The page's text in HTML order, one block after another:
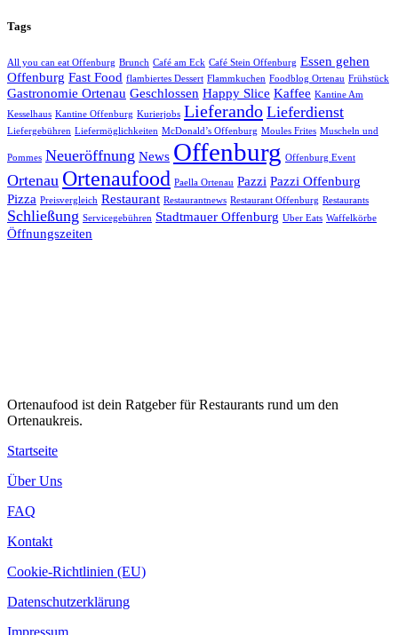
Tags
All you can eat Offenburg Brunch Café am Eck Café Stein Offenburg Essen gehen
Offenburg Fast Food flambiertes Dessert Flammkuchen Foodblog Ortenau Frühstück
Gastronomie Ortenau Geschlossen Happy Slice Kaffee Kantine Am
Kesselhaus Kantine Offenburg Kurierjobs Lieferando Lieferdienst
Liefergebühren Liefermöglichkeiten McDonald’s Offenburg Moules Frites Muscheln und
Pommes Neueröffnung News Offenburg Offenburg Event
Ortenau Ortenaufood Paella Ortenau Pazzi Pazzi Offenburg
Pizza Preisvergleich Restaurant Restaurantnews Restaurant Offenburg Restaurants
Schließung Servicegebühren Stadtmauer Offenburg Uber Eats Waffelkörbe
Öffnungszeiten
Ortenaufood ist dein Ratgeber für Restaurants rund um den
Ortenaukreis.
Startseite
Über Uns
FAQ
Kontakt
Cookie-Richtlinien (EU)
Datenschutzerklärung